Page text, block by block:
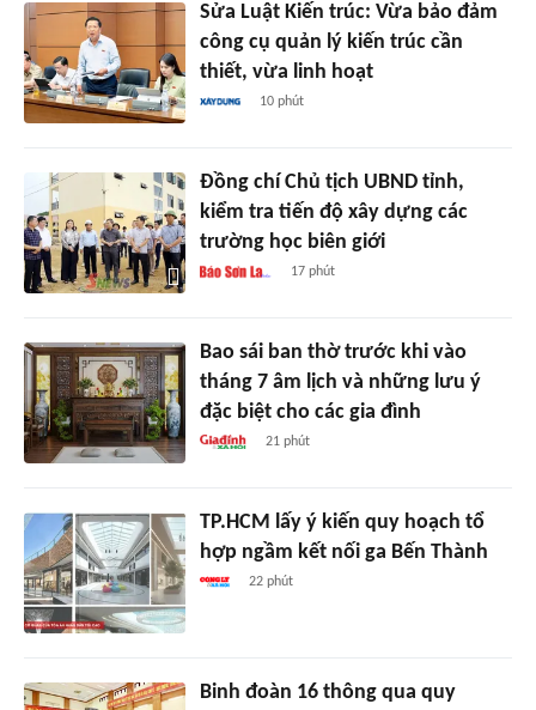
Sửa Luật Kiến trúc: Vừa bảo đảm
công cụ quản lý kiến trúc cần
thiết, vừa linh hoạt
10 phút
Đồng chí Chủ tịch UBND tỉnh,
kiểm tra tiến độ xây dựng các
trường học biên giới
17 phút
Bao sái ban thờ trước khi vào
tháng 7 âm lịch và những lưu ý
đặc biệt cho các gia đình
21 phút
TP.HCM lấy ý kiến quy hoạch tổ
hợp ngầm kết nối ga Bến Thành
22 phút
Binh đoàn 16 thông qua quy